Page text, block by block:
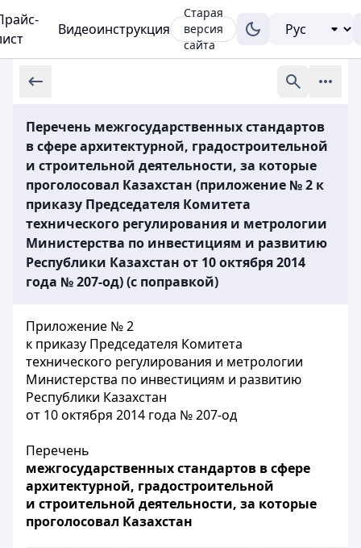
Видеоинструкция
Старая
версия
сайта
Перечень межгосударственных стандартов
в сфере архитектурной, градостроительной
и строительной деятельности, за которые
проголосовал Казахстан (приложение № 2 к
приказу Председателя Комитета
технического регулирования и метрологии
Министерства по инвестициям и развитию
Республики Казахстан от 10 октября 2014
года № 207-од) (с поправкой)
Приложение № 2
к приказу Председателя Комитета
технического регулирования и метрологии
Министерства по инвестициям и развитию
Республики Казахстан
от 10 октября 2014 года № 207-од
Перечень
межгосударственных стандартов в сфере
архитектурной, градостроительной
и строительной деятельности, за которые
проголосовал Казахстан